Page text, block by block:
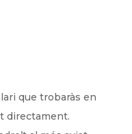
que trobaràs en
directament.